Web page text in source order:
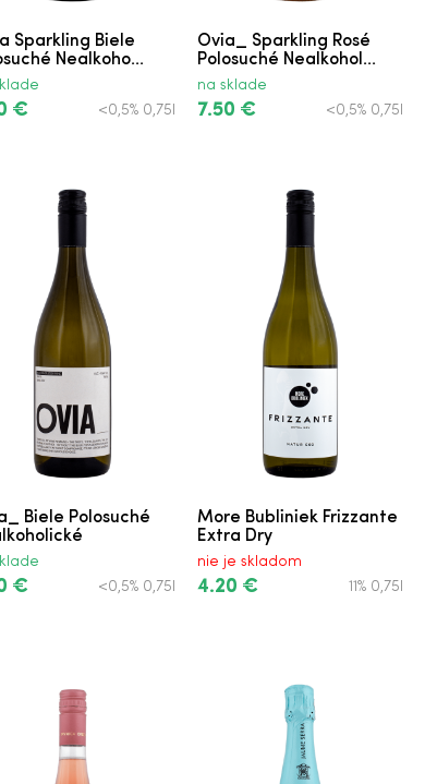
Jasová
Neskorý Zber
Polosuché
Polosuché
Polosuché
Sparkling Biele
Nealkoho...
€ <0,5% 0,75l
Ovia_ Sparkling Rosé
Polosuché Nealkohol...
na sklade
7.50 € <0,5% 0,75l
Biele Polosuché
€ <0,5% 0,75l
More Bubliniek Frizzante
Extra Dry
nie je skladom
4.20 € 11% 0,75l